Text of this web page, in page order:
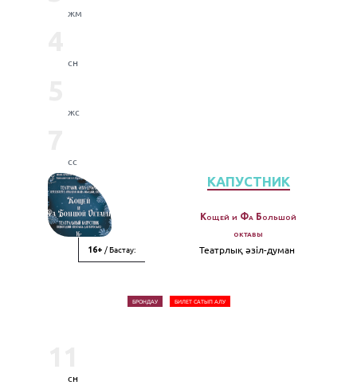
жм
сн
жс
сс
16+ / Бастау:
КАПУСТНИК
Кощей и Фа Большой
октавы
Театрлық әзiл-думан
БРОНДАУ БИЛЕТ САТЫП АЛУ
сн